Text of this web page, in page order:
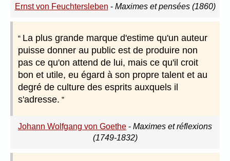
Ernst von Feuchtersleben - Maximes et pensées (1860)
La plus grande marque d'estime qu'un auteur
puisse donner au public est de produire non
pas ce qu'on attend de lui, mais ce qu'il croit
bon et utile, eu égard à son propre talent et au
degré de culture des esprits auxquels il
s'adresse.
Johann Wolfgang von Goethe - Maximes et réflexions
(1749-1832)